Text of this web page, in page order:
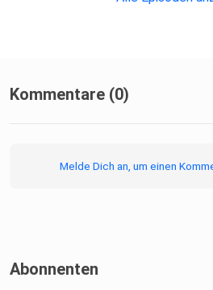
Kommentare (0)
Melde Dich an, um einen
Abonnenten